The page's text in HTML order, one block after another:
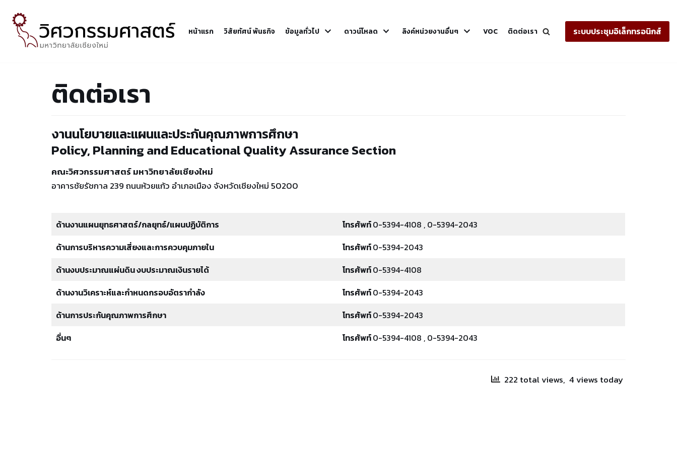
Skip
หน้าแรก วิสัยทัศน์ พันธกิจ ข้อมูลทั่วไป ดาวน์โหลด ลิงค์หน่วยงานอื่นๆ VOC ติดต่อเรา ระบบประชุมอิเล็กทรอนิกส์
ติดต่อเรา
งานนโยบายและแผนและประกันคุณภาพการศึกษา
Policy, Planning and Educational Quality Assurance Section
คณะวิศวกรรมศาสตร์ มหาวิทยาลัยเชียงใหม่
อาคารชัยรัชกาล 239 ถนนห้วยแก้ว อำเภอเมือง จังหวัดเชียงใหม่ 50200
ด้านงานแผนยุทธศาสตร์/กลยุทธ์/แผนปฏิบัติการ โทรศัพท์0-5394-4108 , 0-5394-2043
ด้านการบริหารความเสี่ยงและการควบคุมภายใน
โทรศัพท์0-5394-2043
ด้านงบประมาณแผ่นดิน งบประมาณเงินรายได้
โทรศัพท์0-5394-4108
ด้านงานวิเคราะห์และกำหนดกรอบอัตรากำลัง
โทรศัพท์0-5394-2043
ด้านการประกันคุณภาพการศึกษา
โทรศัพท์0-5394-2043
อื่นๆ
โทรศัพท์0-5394-4108 , 0-5394-2043
222 total views, 4 views today